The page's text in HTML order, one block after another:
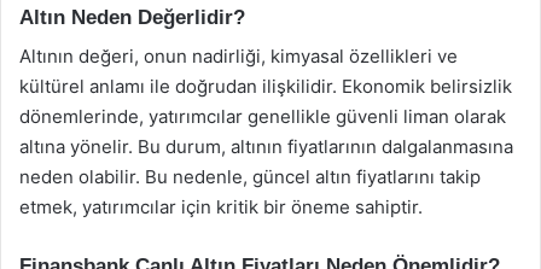
Altın Neden Değerlidir?
Altının değeri, onun nadirliği, kimyasal özellikleri ve
kültürel anlamı ile doğrudan ilişkilidir. Ekonomik belirsizlik
dönemlerinde, yatırımcılar genellikle güvenli liman olarak
altına yönelir. Bu durum, altının fiyatlarının dalgalanmasına
neden olabilir. Bu nedenle, güncel altın fiyatlarını takip
etmek, yatırımcılar için kritik bir öneme sahiptir.